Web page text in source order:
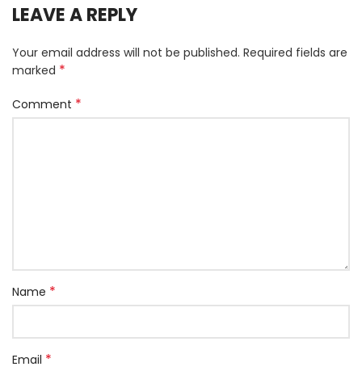
LEAVE A REPLY
Your email address will not be published. Required fields are
marked *
Comment *
Name *
Email *